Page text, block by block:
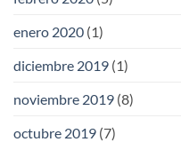
enero 2020 (1)
diciembre 2019 (1)
noviembre 2019 (8)
octubre 2019 (7)